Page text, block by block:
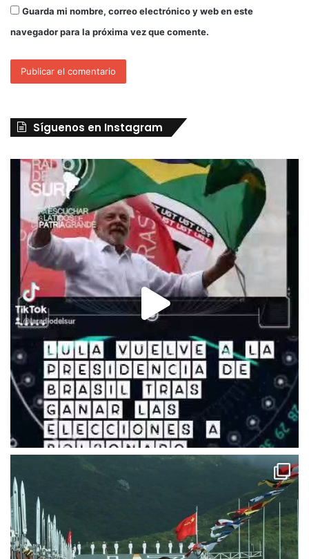
Guarda mi nombre, correo electrónico y web en este
navegador para la próxima vez que comente.
Síguenos en Instagram